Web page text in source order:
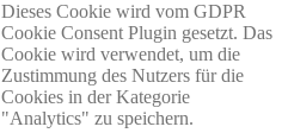
Dieses Cookie wird vom GDPR
Cookie Consent Plugin gesetzt. Das
Cookie wird verwendet, um die
Zustimmung des Nutzers für die
Cookies in der Kategorie
"Analytics" zu speichern.